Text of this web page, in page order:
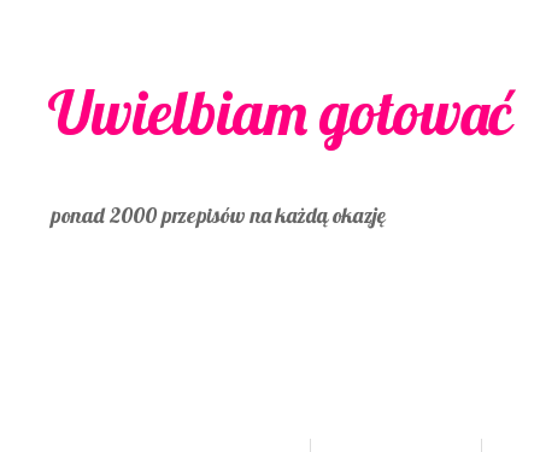
Uwielbiam gotować
ponad 2000 przepisów na każdą okazję